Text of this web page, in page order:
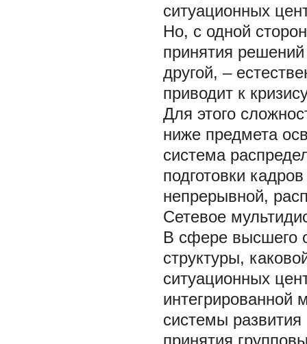
ситуационных
Но, с одной
принятия
другой, –
приводит к
Для этого
ниже предмета
система
подготовки
непрерывной,
Сетевое
В сфере высшего
структуры,
ситуационных
интегрированной
системы развития
принятия